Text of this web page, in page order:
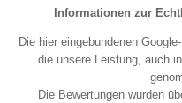
Informationen zur
Die hier eingebundenen
die unsere Leistung, auch
Die Bewertungen wurden